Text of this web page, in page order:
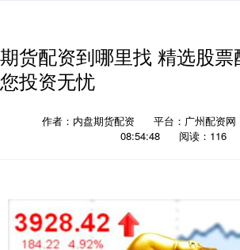
期货配资到哪里找 精选股票
您投资无忧
作者：内盘期货配资 平台：广州配资网
08:54:48
阅读：116